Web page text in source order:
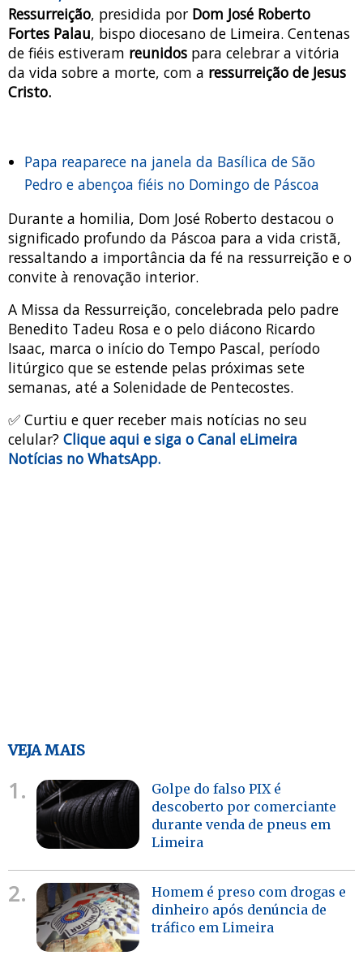
Ressurreição, presidida por Dom José Roberto
Fortes Palau, bispo diocesano de Limeira. Centenas
de fiéis estiveram reunidos para celebrar a vitória
da vida sobre a morte, com a ressurreição de Jesus
Cristo.
Papa reaparece na janela da Basílica de São
Pedro e abençoa fiéis no Domingo de Páscoa
Durante a homilia, Dom José Roberto destacou o
significado profundo da Páscoa para a vida cristã,
ressaltando a importância da fé na ressurreição e o
convite à renovação interior.
A Missa da Ressurreição, concelebrada pelo padre
Benedito Tadeu Rosa e o pelo diácono Ricardo
Isaac, marca o início do Tempo Pascal, período
litúrgico que se estende pelas próximas sete
semanas, até a Solenidade de Pentecostes.
✅ Curtiu e quer receber mais notícias no seu
celular? Clique aqui e siga o Canal eLimeira
Notícias no WhatsApp.
VEJA MAIS
1.
Golpe do falso PIX é
descoberto por comerciante
durante venda de pneus em
Limeira
2.
Homem é preso com drogas e
dinheiro após denúncia de
tráfico em Limeira